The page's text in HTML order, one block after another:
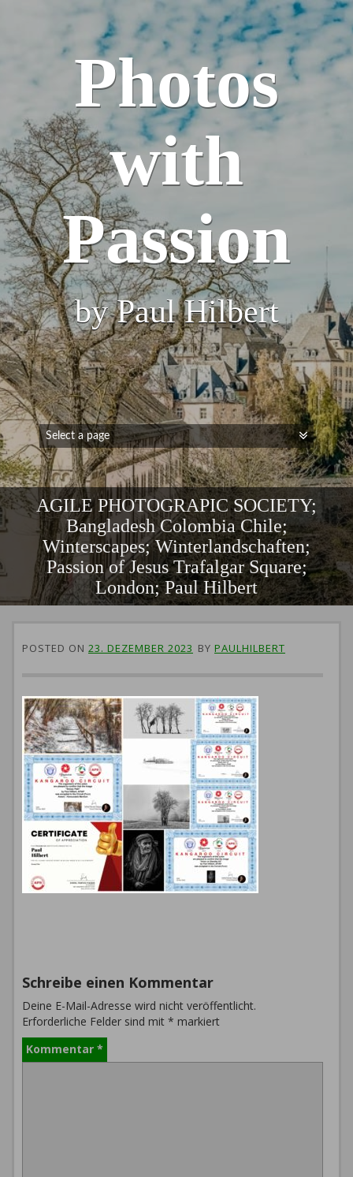
Photos
with
Passion
by Paul Hilbert
AGILE PHOTOGRAPIC SOCIETY;
Bangladesh Colombia Chile;
Winterscapes; Winterlandschaften;
Passion of Jesus Trafalgar Square;
London; Paul Hilbert
POSTED ON 23. DEZEMBER 2023 BY PAULHILBERT
Schreibe einen Kommentar
Deine E-Mail-Adresse wird nicht veröffentlicht.
Erforderliche Felder sind mit * markiert
Kommentar *